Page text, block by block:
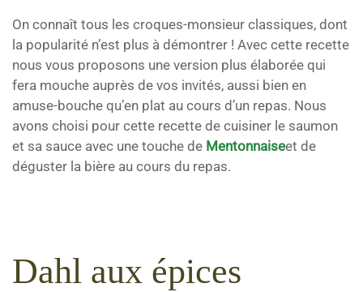
On connaît tous les croques-monsieur classiques, dont
la popularité n’est plus à démontrer ! Avec cette recette
nous vous proposons une version plus élaborée qui
fera mouche auprès de vos invités, aussi bien en
amuse-bouche qu’en plat au cours d’un repas. Nous
avons choisi pour cette recette de cuisiner le saumon
et sa sauce avec une touche de Mentonnaiseet de
déguster la bière au cours du repas.
Dahl aux épices